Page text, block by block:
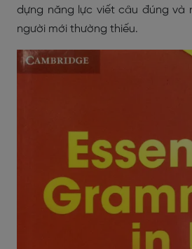
dựng năng lực viết câu đúng và
người mới thường thiếu.